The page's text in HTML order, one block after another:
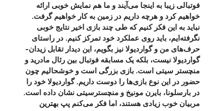
فوتبالی زیبا به اینجا می‌آیند و ما هم نمایش خوبی ارائه
خواهیم کرد و هرچه داریم در زمین به کار خواهیم گرفت.
نباید به این فکر کنیم که طی چند بازی اخیر نتایج خوبی
نگرفته‌ایم، باید روی عملکرد خود تمرکز کنیم. در راستای
حرف‌های من و گواردیولا نیز بگویم، این دیدار تقابل زیدان-
گواردیولا نیست، بلکه یک مسابقه فوتبال بین رئال مادرید و
منچستر سیتی است. بازی بزرگی است و خوشحالیم چون
حضور در این نوع بازی‌ها را دوست داریم. گواردیولا خود را
در بارسلونا، بایرن مونیخ و منچسترسیتی نشان داده است.
مربیان خوب زیادی هستند، اما فکر می‌کنم پپ بهترین